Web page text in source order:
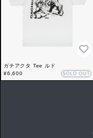
ガチアクタ Tee ルド
¥6,600
SOLD OUT